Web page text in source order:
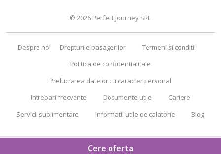
Cere oferta
© 2026 Perfect Journey SRL
Despre noi Drepturile pasagerilor
Termeni si conditii
Politica de confidentialitate
Prelucrarea datelor cu caracter personal
Intrebari frecvente
Documente utile
Cariere
Servicii suplimentare
Informatii utile de calatorie Blog